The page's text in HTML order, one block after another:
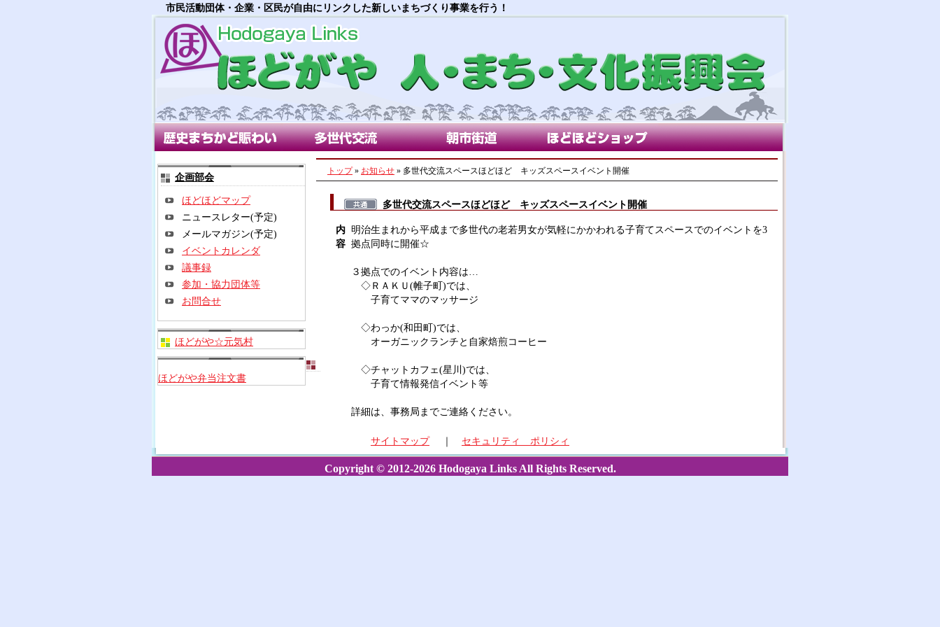
市民活動団体・企業・区民が自由にリンクした新しいまちづくり事業を行う！
多世代交流部会 朝市街道部会 ほどほどショップ
トップ» お知らせ » 多世代交流スペースほどほど キッズスペースイベント開催
多世代交流スペースほどほど キッズスペースイベント開催
内
容
明治生まれから平成まで多世代の老若男女が気軽にかかわれる子育てスペースでのイベントを3
拠点同時に開催☆
３拠点でのイベント内容は…
◇ＲＡＫＵ(帷子町)では、
子育てママのマッサージ
◇わっか(和田町)では、
オーガニックランチと自家焙煎コーヒー
◇チャットカフェ(星川)では、
子育て情報発信イベント等
詳細は、事務局までご連絡ください。
企画部会
ほどほどマップ
ニュースレター(予定)
メールマガジン(予定)
イベントカレンダ
議事録
参加・協力団体等
お問合せ
ほどがや☆元気村
ほどがや弁当注文書
サイトマップ｜ セキュリティ ポリシィ
Copyright © 2012-2026 Hodogaya Links All Rights Reserved.